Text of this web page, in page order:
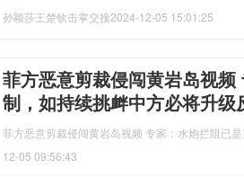
孙颖莎王楚钦击掌交接2024-12-05 15:01:25
菲方恶意剪裁侵闯黄岩岛视
制，如持续挑衅中方必将升级
菲方恶意剪裁侵闯黄岩岛视频 专家：水炮拦阻已
12-05 09:56:43